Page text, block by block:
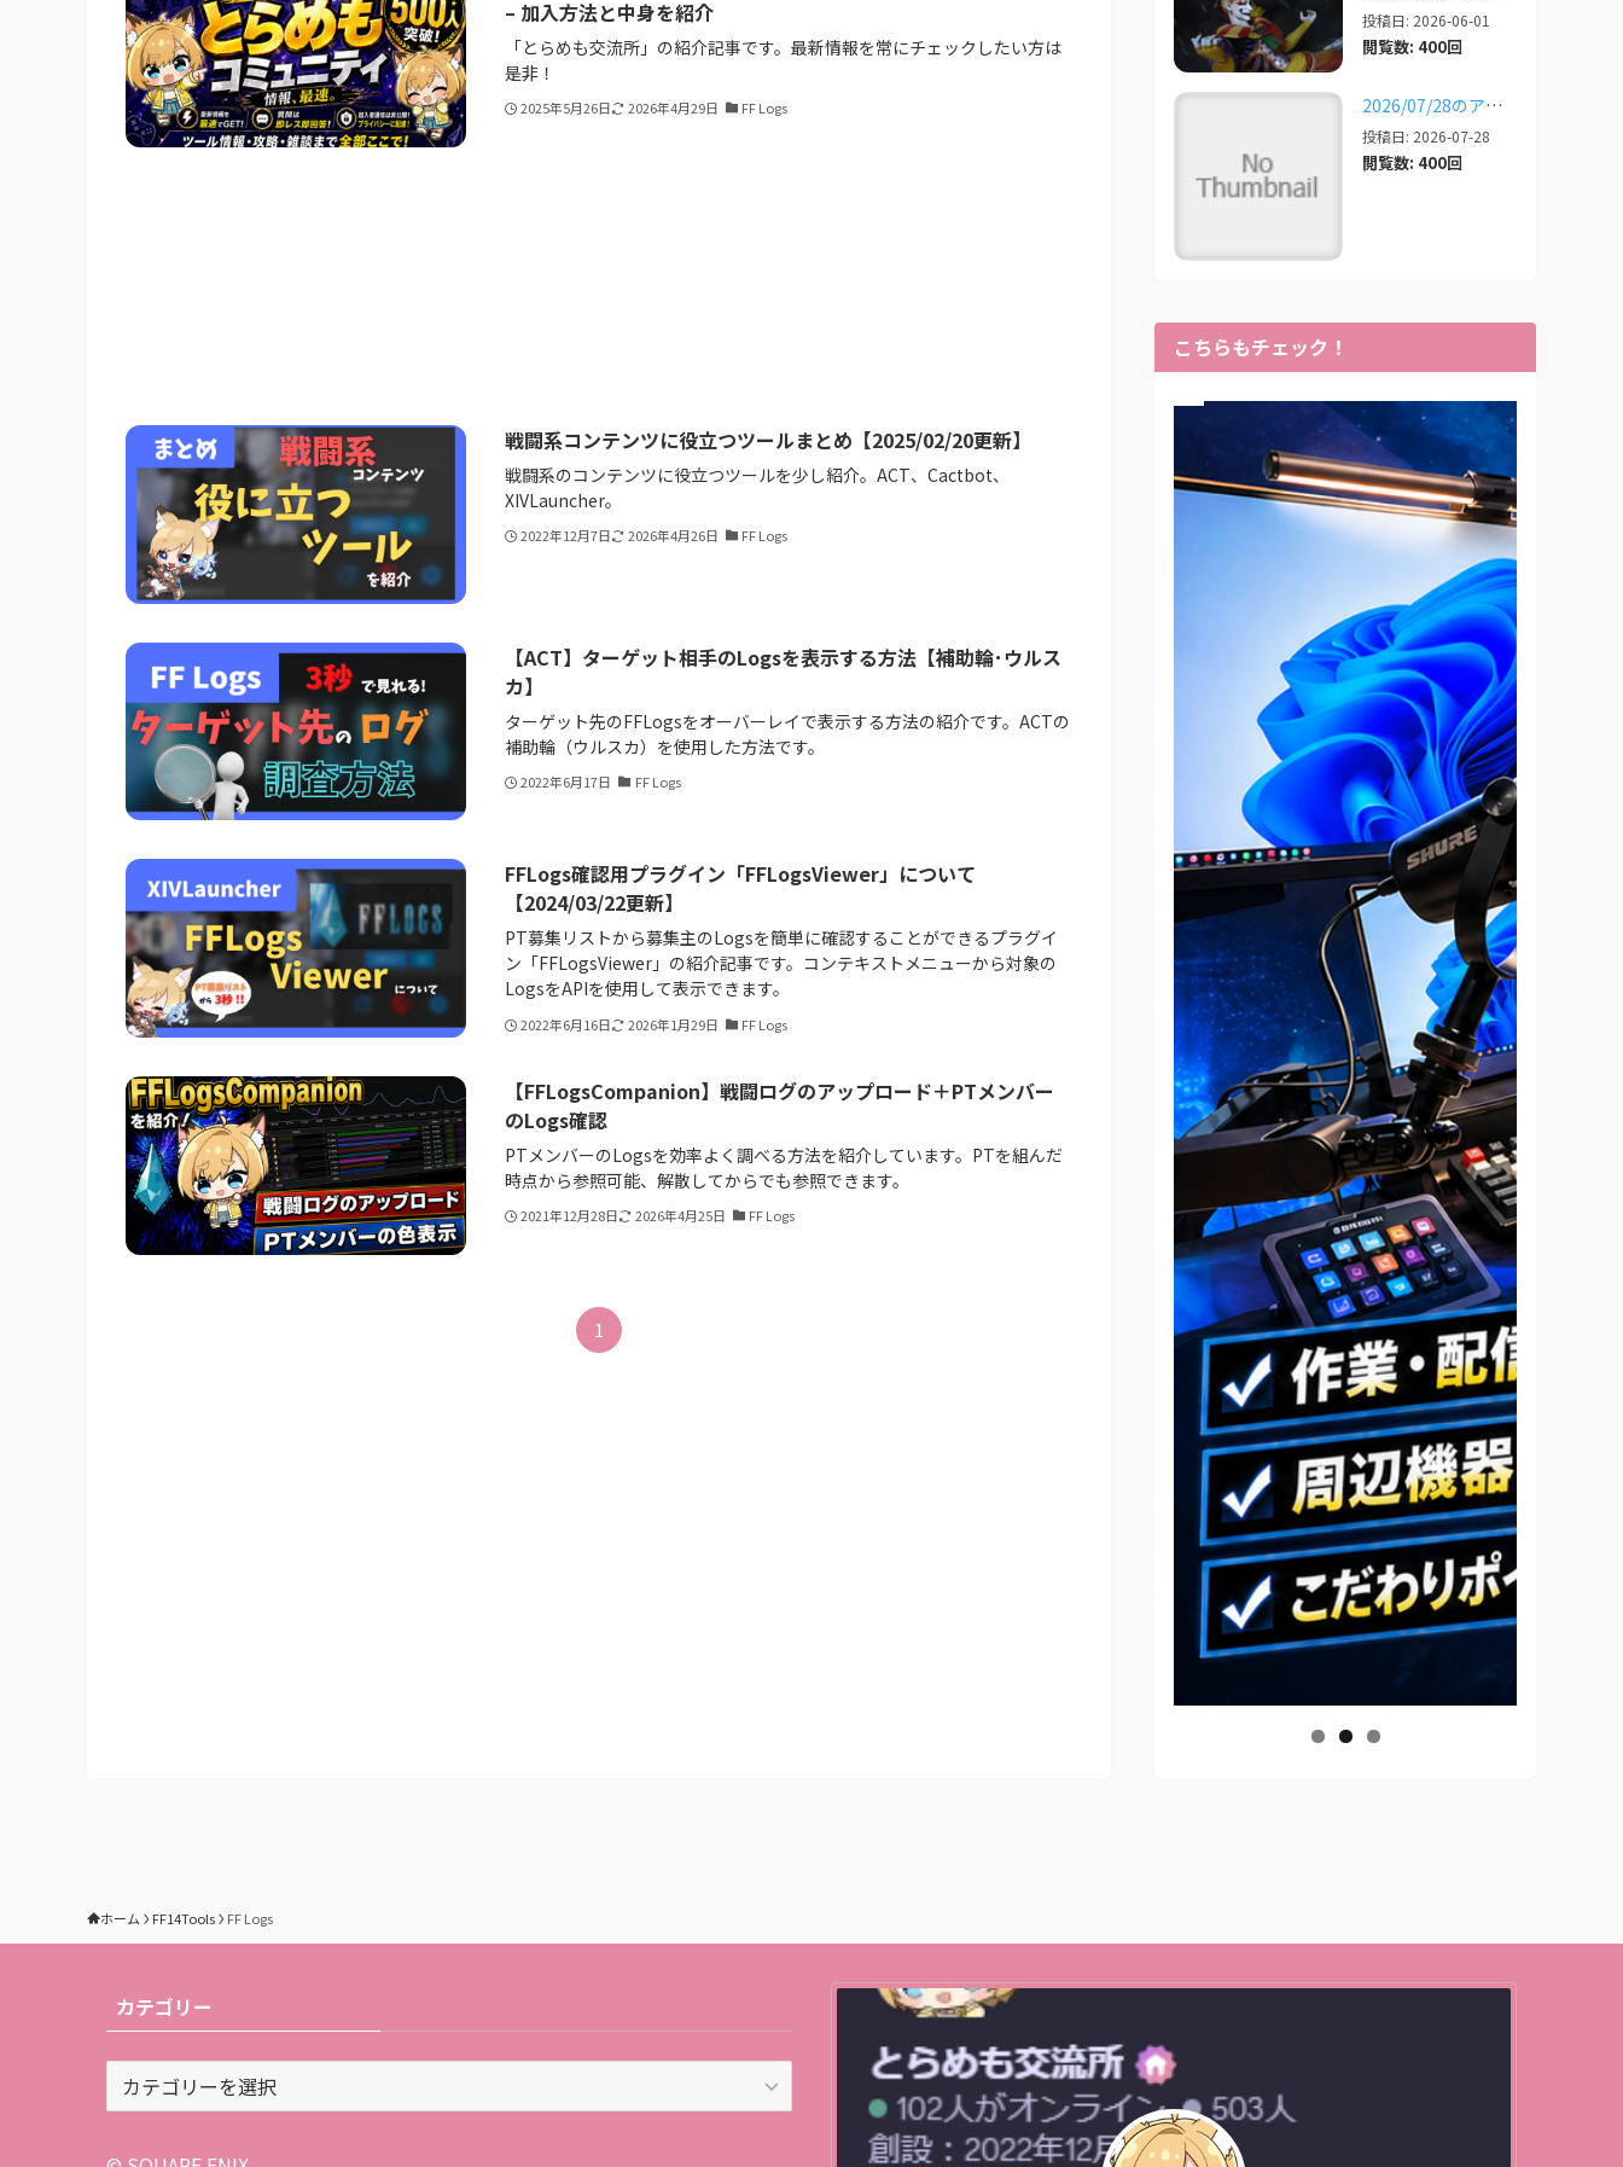
– 加入方法と中身を紹介
「とらめも交流所」の紹介記事です。最新情報を常にチェックしたい方は
是非！
2025年5月26日 2026年4月29日 FF Logs
戦闘系コンテンツに役立つツールまとめ【2025/02/20更新】
戦闘系のコンテンツに役立つツールを少し紹介。ACT、Cactbot、
XIVLauncher。
2022年12月7日 2026年4月26日 FF Logs
【ACT】ターゲット相手のLogsを表示する方法【補助輪･ウルス
カ】
ターゲット先のFFLogsをオーバーレイで表示する方法の紹介です。ACTの
補助輪（ウルスカ）を使用した方法です。
2022年6月17日 FF Logs
FFLogs確認用プラグイン「FFLogsViewer」について
【2024/03/22更新】
PT募集リストから募集主のLogsを簡単に確認することができるプラグイ
ン「FFLogsViewer」の紹介記事です。コンテキストメニューから対象の
LogsをAPIを使用して表示できます。
2022年6月16日 2026年1月29日 FF Logs
【FFLogsCompanion】戦闘ログのアップロード＋PTメンバー
のLogs確認
PTメンバーのLogsを効率よく調べる方法を紹介しています。PTを組んだ
時点から参照可能、解散してからでも参照できます。
2021年12月28日 2026年4月25日 FF Logs
1
投稿日: 2026-06-01
閲覧数: 400回
2026/07/28のアプデ対応状況
投稿日: 2026-07-28
閲覧数: 400回
こちらもチェック！
ホーム FF14Tools FF Logs
カテゴリー
テ